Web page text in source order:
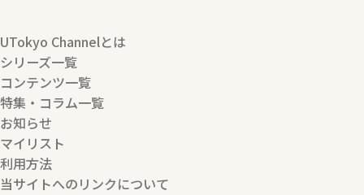
UTokyo Channelとは
シリーズ一覧
コンテンツ一覧
特集・コラム一覧
お知らせ
マイリスト
利用方法
当サイトへのリンクについて